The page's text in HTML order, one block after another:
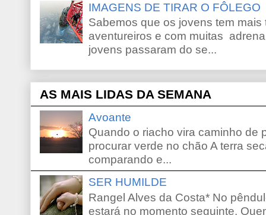
IMAGENS DE TIRAR O FÔLEGO
Sabemos que os jovens tem
aventureiros e com muitas
jovens passaram do se...
AS MAIS LIDAS DA SEMANA
Avoante
Quando o riacho vira caminho de
procurar verde no chão A terra
comparando e...
SER HUMILDE
Rangel Alves da Costa* No
estará no momento seguinte.